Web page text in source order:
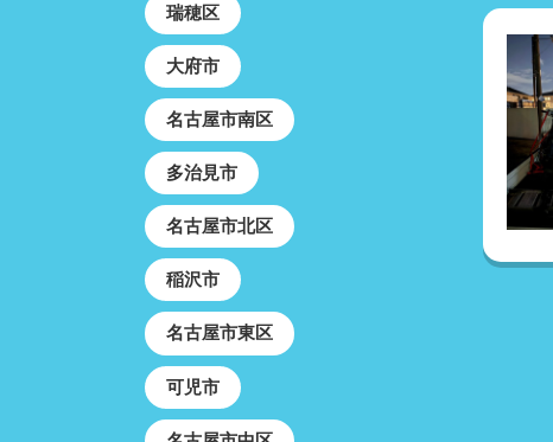
瑞穂区
大府市
名古屋市南区
多治見市
名古屋市北区
稲沢市
名古屋市東区
可児市